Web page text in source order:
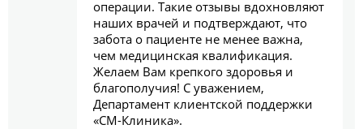
операции. Такие отзывы вдохновляют
наших врачей и подтверждают, что
забота о пациенте не менее важна,
чем медицинская квалификация.
Желаем Вам крепкого здоровья и
благополучия! С уважением,
Департамент клиентской поддержки
«СМ-Клиника».